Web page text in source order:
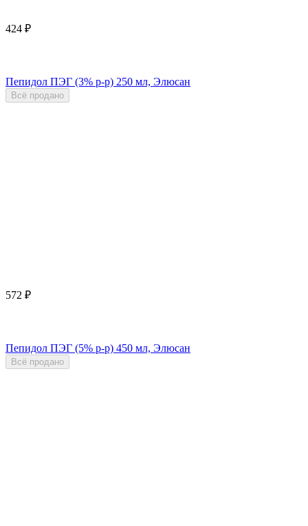
424 ₽
Пепидол ПЭГ (3% р-р) 250 мл, Элюсан
Всё продано
572 ₽
Пепидол ПЭГ (5% р-р) 450 мл, Элюсан
Всё продано